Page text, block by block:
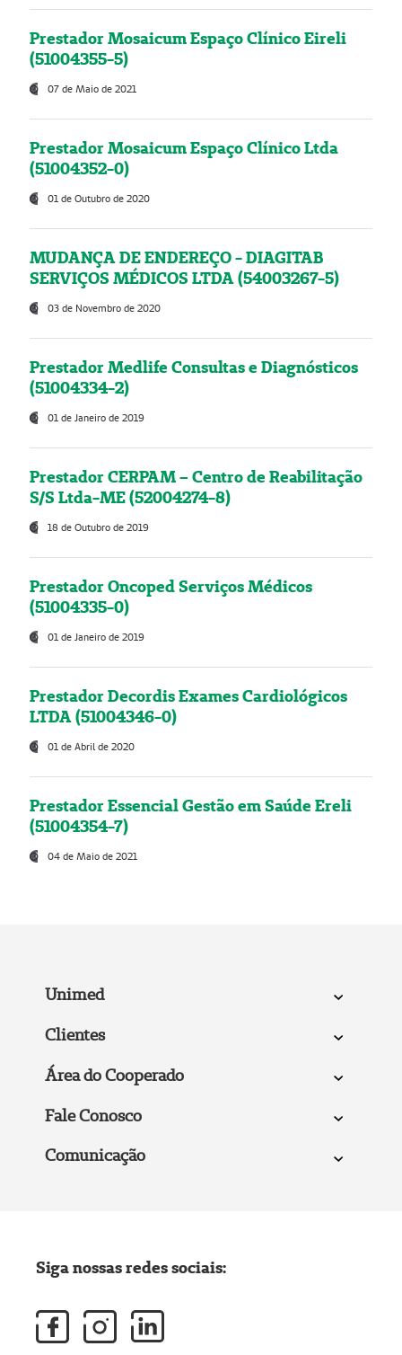
Prestador Mosaicum Espaço Clínico Eireli
(51004355-5)
07 de Maio de 2021
Prestador Mosaicum Espaço Clínico Ltda
(51004352-0)
01 de Outubro de 2020
MUDANÇA DE ENDEREÇO - DIAGITAB
SERVIÇOS MÉDICOS LTDA (54003267-5)
03 de Novembro de 2020
Prestador Medlife Consultas e Diagnósticos
(51004334-2)
01 de Janeiro de 2019
Prestador CERPAM – Centro de Reabilitação
S/S Ltda-ME (52004274-8)
18 de Outubro de 2019
Prestador Oncoped Serviços Médicos
(51004335-0)
01 de Janeiro de 2019
Prestador Decordis Exames Cardiológicos
LTDA (51004346-0)
01 de Abril de 2020
Prestador Essencial Gestão em Saúde Ereli
(51004354-7)
04 de Maio de 2021
Unimed
Clientes
Área do Cooperado
Fale Conosco
Comunicação
Siga nossas redes sociais: